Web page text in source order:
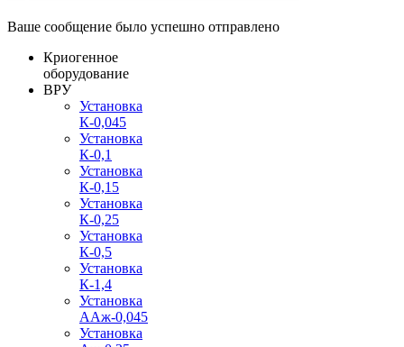
Ваше сообщение было успешно отправлено
Криогенное
оборудование
ВРУ
Установка
К-0,045
Установка
К-0,1
Установка
К-0,15
Установка
К-0,25
Установка
К-0,5
Установка
К-1,4
Установка
ААж-0,045
Установка